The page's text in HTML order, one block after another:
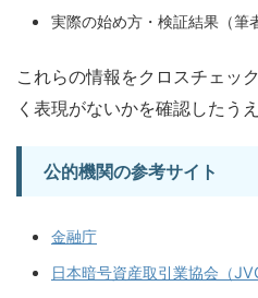
実際の始め方・検証結果（筆
これらの情報をクロスチェッ
く表現がないかを確認したう
公的機関の参考サイト
金融庁
日本暗号資産取引業協会（